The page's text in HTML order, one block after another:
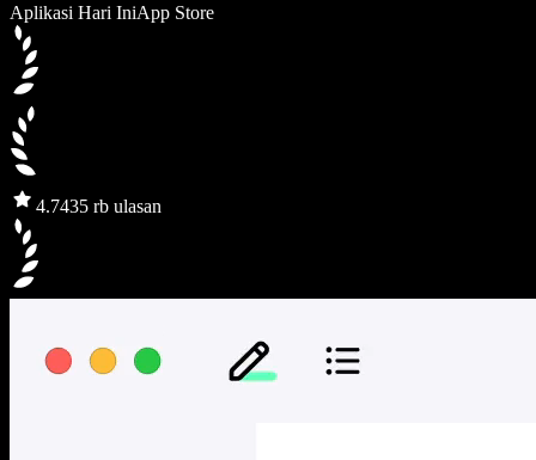
Aplikasi Hari IniApp Store
4.7435 rb ulasan